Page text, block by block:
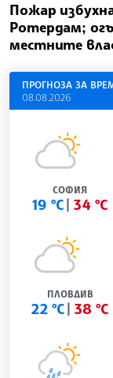
Пожар
Ротердам;
местните
ПРОГНОЗА ЗА
08.08.2026
СОФИЯ
19 °C 34 °C
ПЛОВДИВ
22 °C 38 °C